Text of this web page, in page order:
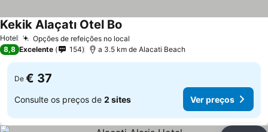
Hotel Opções de refeições no local
Kekik Alaçatı Otel Bo
8,8 Excelente 154 a 3.5 km de Alacati Beach
De € 37
Consulte os preços de 2 sites Ver preços